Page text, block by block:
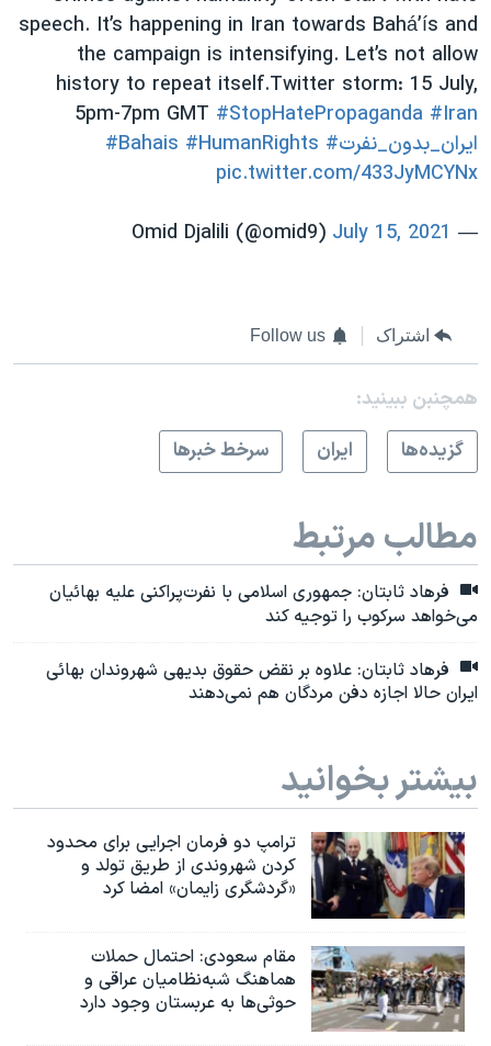
speech. It’s happening in Iran towards Bahá’ís and
the campaign is intensifying. Let’s not allow
history to repeat itself.Twitter storm: 15 July,
5pm-7pm GMT #StopHatePropaganda #Iran
#Bahais #HumanRights
#ایران_بدون_نفرت
pic.twitter.com/433JyMCYNx
— Omid Djalili (@omid9)
July 15, 2021
اشتراک Follow us
همچنبن ببینید:
گزيده‌ها
ايران سرخط خبرها
مطالب مرتبط
فرهاد ثابتان: جمهوری اسلامی با نفرت‌پراکنی علیه بهائیان
می‌خواهد سرکوب را توجیه کند
فرهاد ثابتان: علاوه بر نقض حقوق بدیهی شهروندان بهائی
ایران حالا اجازه دفن مردگان هم نمی‌دهند
بیشتر بخوانید
ترامپ دو فرمان اجرایی برای محدود
کردن شهروندی از طریق تولد و
«گردشگری زایمان» امضا کرد
مقام سعودی: احتمال حملات
هماهنگ شبه‌نظامیان عراقی و
حوثی‌ها به عربستان وجود دارد